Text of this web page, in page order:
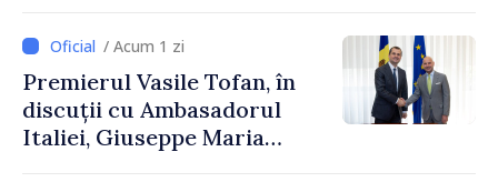
Uygar Mustafa Sertel
/ Acum 1 zi
Premierul Vasile Tofan, în
discuții cu Ambasadorul
Italiei, Giuseppe Maria